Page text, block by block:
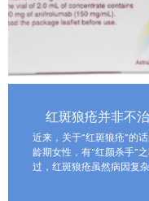
红斑狼疮并非不
近来，关于“红斑狼疮”的
龄期女性，有“红颜杀手”
过，红斑狼疮虽然病因复